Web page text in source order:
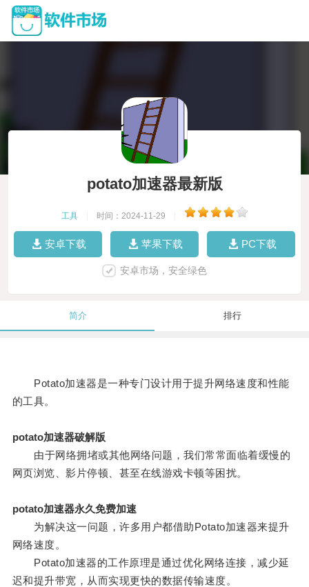
potato加速器最新版
工具 时间：2024-11-29
安卓下载 苹果下载 PC下载
安卓市场，安全绿色
简介 排行
Potato加速器是一种专门设计用于提升网络速度和性能
的工具。
potato加速器破解版
由于网络拥堵或其他网络问题，我们常常面临着缓慢的
网页浏览、影片停顿、甚至在线游戏卡顿等困扰。
potato加速器永久免费加速
为解决这一问题，许多用户都借助Potato加速器来提升
网络速度。
Potato加速器的工作原理是通过优化网络连接，减少延
迟和提升带宽，从而实现更快的数据传输速度。